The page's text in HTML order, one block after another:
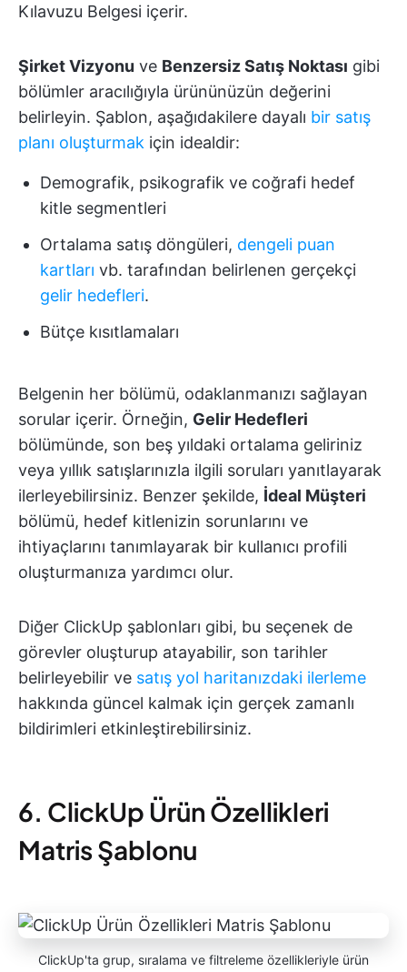
Kılavuzu Belgesi içerir.
Şirket Vizyonu ve Benzersiz Satış Noktası gibi
bölümler aracılığıyla ürününüzün değerini
belirleyin. Şablon, aşağıdakilere dayalı bir satış
planı oluşturmak için idealdir:
Demografik, psikografik ve coğrafi hedef
kitle segmentleri
Ortalama satış döngüleri, dengeli puan
kartları vb. tarafından belirlenen gerçekçi
gelir hedefleri.
Bütçe kısıtlamaları
Belgenin her bölümü, odaklanmanızı sağlayan
sorular içerir. Örneğin, Gelir Hedefleri
bölümünde, son beş yıldaki ortalama geliriniz
veya yıllık satışlarınızla ilgili soruları yanıtlayarak
ilerleyebilirsiniz. Benzer şekilde, İdeal Müşteri
bölümü, hedef kitlenizin sorunlarını ve
ihtiyaçlarını tanımlayarak bir kullanıcı profili
oluşturmanıza yardımcı olur.
Diğer ClickUp şablonları gibi, bu seçenek de
görevler oluşturup atayabilir, son tarihler
belirleyebilir ve satış yol haritanızdaki ilerleme
hakkında güncel kalmak için gerçek zamanlı
bildirimleri etkinleştirebilirsiniz.
6. ClickUp Ürün Özellikleri
Matris Şablonu
ClickUp'ta grup, sıralama ve filtreleme özellikleriyle ürün